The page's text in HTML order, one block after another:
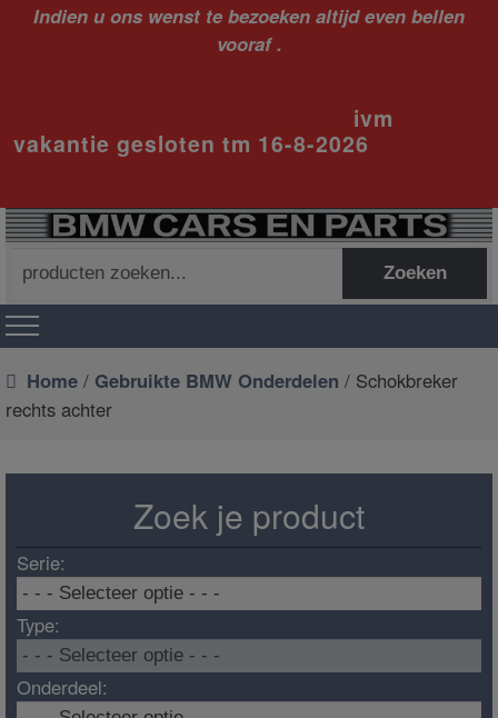
Indien u ons wenst te bezoeken altijd even bellen
vooraf .
ivm
vakantie gesloten tm 16-8-2026
naar:
Zoeken
Home / Gebruikte BMW Onderdelen / Schokbreker
rechts achter
Zoek je product
Serie:
Type:
Onderdeel: